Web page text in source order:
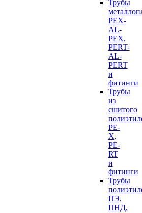
Трубы
PEX-
AL-
PEX,
PERT-
AL-
PERT
и
фитинги
Трубы
из
сшитого
PE-
X,
PE-
RT
и
фитинги
Трубы
ПЭ,
ПНД,